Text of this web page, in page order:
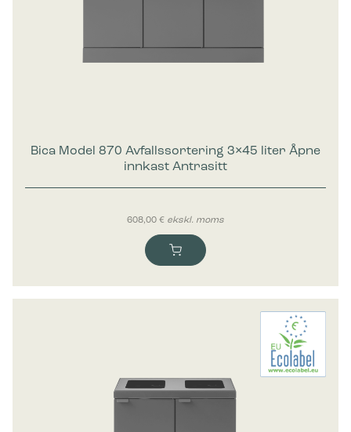
Bica Model 870 Avfallssortering 3×45 liter Åpne
innkast Antrasitt
608,00 € ekskl. moms